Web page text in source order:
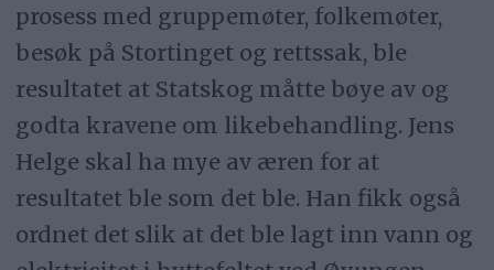
prosess med gruppemøter, folkemøter,
besøk på Stortinget og rettssak, ble
resultatet at Statskog måtte bøye av og
godta kravene om likebehandling. Jens
Helge skal ha mye av æren for at
resultatet ble som det ble. Han fikk også
ordnet det slik at det ble lagt inn vann og